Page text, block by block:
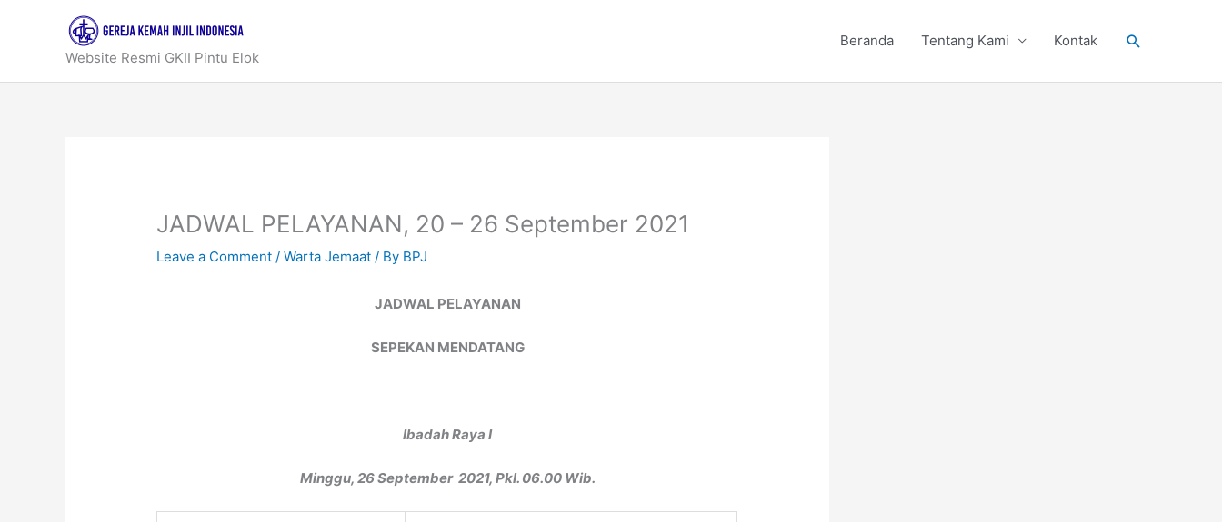
Website Resmi GKII Pintu Elok
Beranda Tentang Kami Kontak Search
JADWAL PELAYANAN, 20 – 26 September 2021
Leave a Comment /Warta Jemaat / By BPJ
JADWAL PELAYANAN
SEPEKAN MENDATANG
Ibadah Raya I
Minggu, 26 September 2021, Pkl. 06.00 Wib.